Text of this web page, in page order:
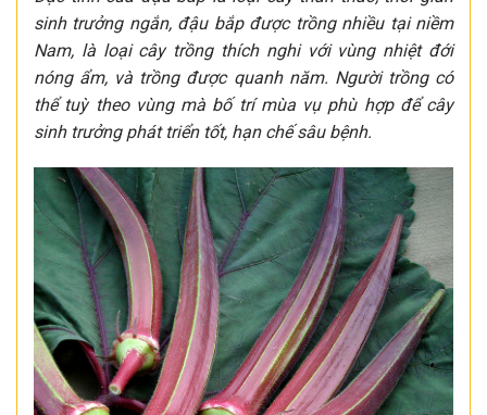
sinh trưởng ngắn, đậu bắp được trồng nhiều tại niềm
Nam, là loại cây trồng thích nghi với vùng nhiệt đới
nóng ẩm, và trồng được quanh năm. Người trồng có
thể tuỳ theo vùng mà bố trí mùa vụ phù hợp để cây
sinh trưởng phát triển tốt, hạn chế sâu bệnh.